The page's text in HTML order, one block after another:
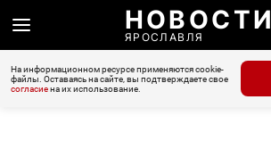
НОВОСТИ
ЯРОСЛАВЛЯ
На информационном ресурсе применяются cookie-
файлы. Оставаясь на сайте, вы подтверждаете свое
согласиена их использование.